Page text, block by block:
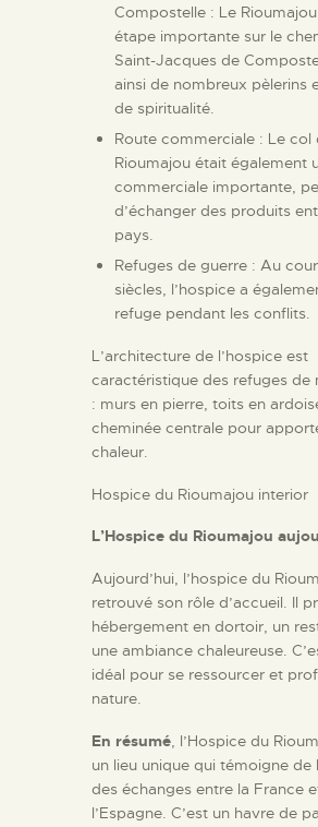
Compostelle : Le
étape importante sur le
Saint-Jacques de
ainsi de nombreux pèlerins
de spiritualité.
Route commerciale : Le col
Rioumajou était également
commerciale importante,
d’échanger des produits
pays.
Refuges de guerre : Au
siècles, l’hospice a
refuge pendant les conflits.
L’architecture de l’hospice est
caractéristique des refuges de
: murs en pierre, toits en
cheminée centrale pour
chaleur.
Hospice du Rioumajou interior
L’Hospice du Rioumajou
Aujourd’hui, l’hospice du
retrouvé son rôle d’accueil. Il
hébergement en dortoir, un
une ambiance chaleureuse.
idéal pour se ressourcer et
nature.
En résumé, l’Hospice du
un lieu unique qui témoigne de
des échanges entre la France
l’Espagne. C’est un havre de